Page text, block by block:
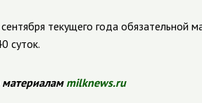
текущего года обязательной
суток.
материалам milknews.ru